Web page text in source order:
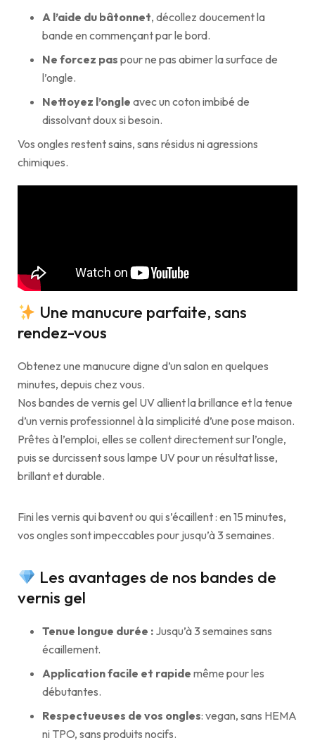
A l’aide du bâtonnet, décollez doucement la
bande en commençant par le bord.
Ne forcez pas pour ne pas abimer la surface de
l’ongle.
Nettoyez l’ongle avec un coton imbibé de
dissolvant doux si besoin.
Vos ongles restent sains, sans résidus ni agressions
chimiques.
Une manucure parfaite, sans
rendez-vous
Obtenez une manucure digne d’un salon en quelques
minutes, depuis chez vous.
Nos bandes de vernis gel UV allient la brillance et la tenue
d’un vernis professionnel à la simplicité d’une pose maison.
Prêtes à l’emploi, elles se collent directement sur l’ongle,
puis se durcissent sous lampe UV pour un résultat lisse,
brillant et durable.
Fini les vernis qui bavent ou qui s’écaillent : en 15 minutes,
vos ongles sont impeccables pour jusqu’à 3 semaines.
Les avantages de nos bandes de
vernis gel
Tenue longue durée : Jusqu’à 3 semaines sans
écaillement.
Application facile et rapide même pour les
débutantes.
Respectueuses de vos ongles: vegan, sans HEMA
ni TPO, sans produits nocifs.